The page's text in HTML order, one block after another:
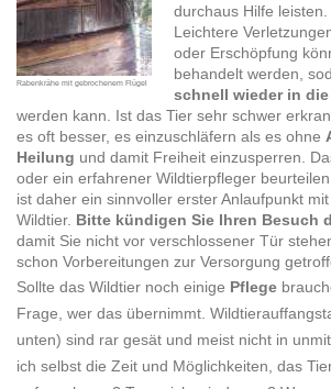
Rabenkrähe mit gebrochenem Flügel
durchaus Hilfe leisten.
Leichtere
oder Erschöpfung
behandelt werden,
schnell wieder in die
werden kann. Ist das Tier sehr schwer
es oft besser, es einzuschläfern als es ohne
Heilung und damit Freiheit einzusperren.
oder ein erfahrener Wildtierpfleger
ist daher ein sinnvoller erster Anlaufpunkt
Wildtier. Bitte kündigen Sie Ihren Besuch
damit Sie nicht vor verschlossener Tür
schon Vorbereitungen zur Versorgung
Sollte das Wildtier noch einige Pflege
Frage, wer das übernimmt.
unten) sind rar gesät und meist nicht in
ich selbst die Zeit und Möglichkeiten, das